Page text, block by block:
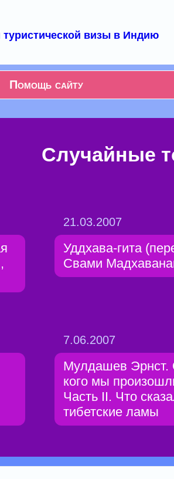
визы в Индию
Помощь сайту
Случайные
21.03.2007
Уддхава-гита
Свами
7.06.2007
Мулдашев Эрнст.
кого мы
Часть II. Что
тибетские ламы